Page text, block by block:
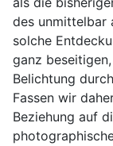
des unmittelbar
solche
ganz
Belichtung
Fassen wir
Beziehung auf